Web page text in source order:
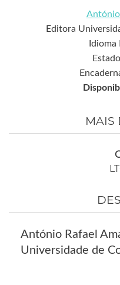
Editora
Idioma
MAIS
António Rafael
Universidade de